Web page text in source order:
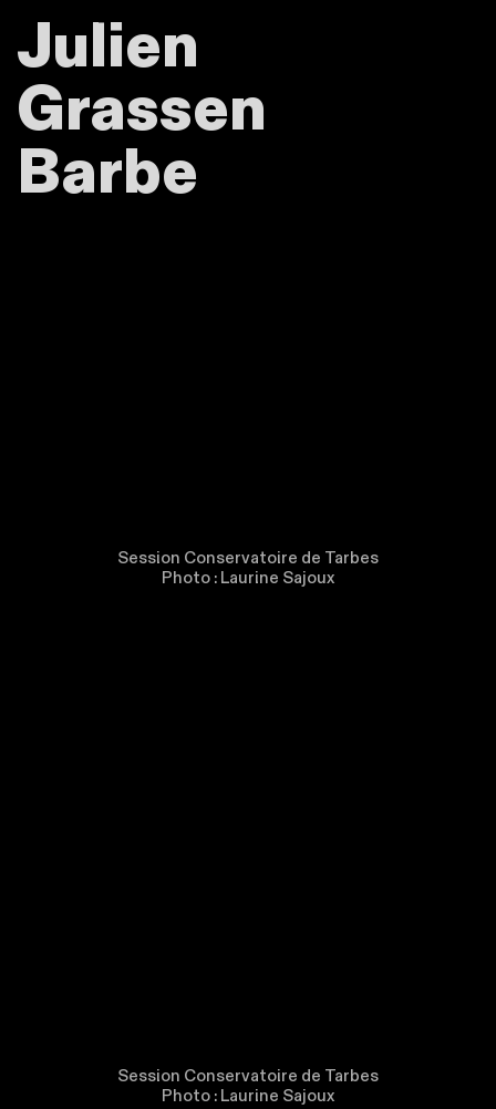
Julien
Grassen
Barbe
Session Conservatoire de Tarbes
Photo : Laurine Sajoux
Session Conservatoire de Tarbes
Photo : Laurine Sajoux